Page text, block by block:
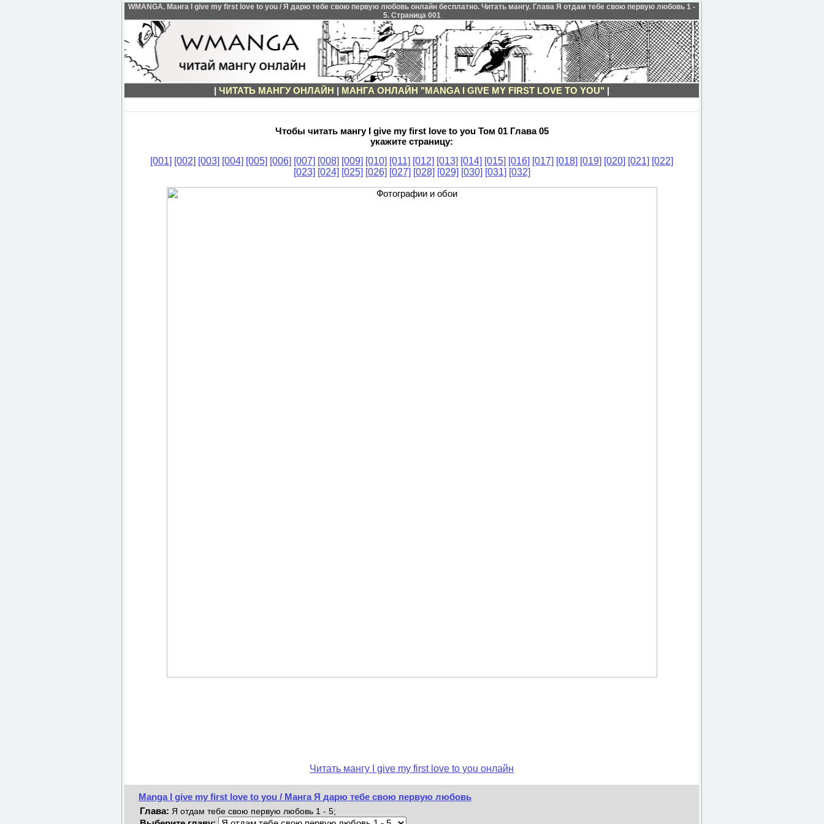
WMANGA. Манга I give my first love to you / Я дарю тебе свою первую любовь онлайн бесплатно. Читать мангу. Глава Я отдам тебе свою первую любовь 1 -
5. Страница 001
| ЧИТАТЬ МАНГУ ОНЛАЙН | МАНГА ОНЛАЙН "MANGA I GIVE MY FIRST LOVE TO YOU" |
Чтобы читать мангу I give my first love to you Том 01 Глава 05
укажите страницу:
[001] [002] [003] [004] [005] [006] [007] [008] [009] [010] [011] [012] [013] [014] [015] [016] [017] [018] [019] [020] [021] [022]
[023] [024] [025] [026] [027] [028] [029] [030] [031] [032]
Читать мангу I give my first love to you онлайн
Manga I give my first love to you / Манга Я дарю тебе свою первую любовь
Глава: Я отдам тебе свою первую любовь 1 - 5;